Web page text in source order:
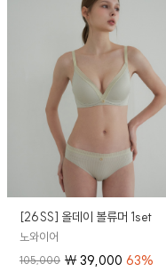
[26SS] 올데이 볼류머 1set
노와이어
105,000 ₩39,000 63%